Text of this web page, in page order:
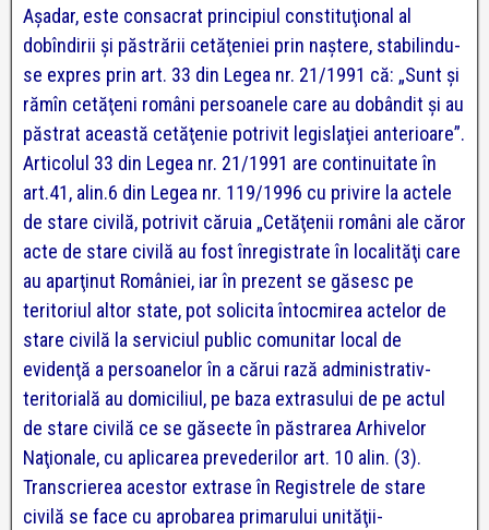
Aşadar, este consacrat principiul constituţional al
dobîndirii şi păstrării cetăţeniei prin naştere, stabilindu-
se expres prin art. 33 din Legea nr. 21/1991 că: „Sunt şi
rămîn cetăţeni români persoanele care au dobândit şi au
păstrat această cetăţenie potrivit legislaţiei anterioare”.
Articolul 33 din Legea nr. 21/1991 are continuitate în
art.41, alin.6 din Legea nr. 119/1996 cu privire la actele
de stare civilă, potrivit căruia „Cetăţenii români ale căror
acte de stare civilă au fost înregistrate în localităţi care
au aparţinut României, iar în prezent se găsesc pe
teritoriul altor state, pot solicita întocmirea actelor de
stare civilă la serviciul public comunitar local de
evidenţă a persoanelor în a cărui rază administrativ-
teritorială au domiciliul, pe baza extrasului de pe actul
de stare civilă ce se găseєte în păstrarea Arhivelor
Naţionale, cu aplicarea prevederilor art. 10 alin. (3).
Transcrierea acestor extrase în Registrele de stare
civilă se face cu aprobarea primarului unităţii-